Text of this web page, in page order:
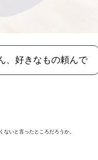
、好きなもの頼んで
いと言ったところだろうか。